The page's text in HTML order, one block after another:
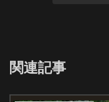
関連記事